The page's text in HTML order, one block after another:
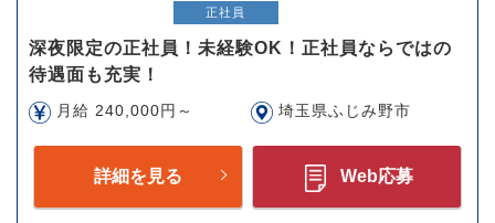
正社員
深夜限定の正社員！未経験OK！正社員ならではの
待遇面も充実！
月給 240,000円～ 埼玉県ふじみ野市
詳細を見る Web応募